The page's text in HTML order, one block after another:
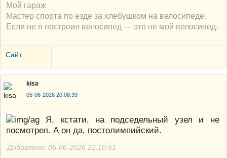
Мой гараж
Мастер спорта по езде за хлебушком на велосипеде.
Если не я построил велосипед — это не мой велосипед.
Сайт
kisa
05-06-2026 20:08:39
Я, кстати, на подседельный узел и не
посмотрел. А он да, постолимпийский.
Добавлено: 05-06-2026 21:10:51